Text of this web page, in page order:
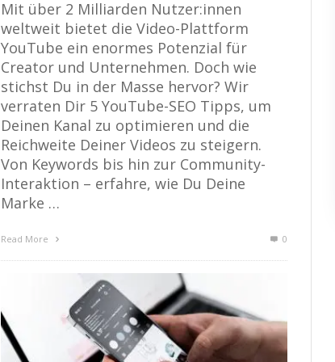
Mit über 2 Milliarden Nutzer:innen
weltweit bietet die Video-Plattform
YouTube ein enormes Potenzial für
Creator und Unternehmen. Doch wie
stichst Du in der Masse hervor? Wir
verraten Dir 5 YouTube-SEO Tipps, um
Deinen Kanal zu optimieren und die
Reichweite Deiner Videos zu steigern.
Von Keywords bis hin zur Community-
Interaktion – erfahre, wie Du Deine
Marke …
Read More 0